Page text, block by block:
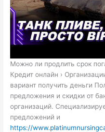
Можно ли продлить срок
Кредит онлайн ›
вариант получить деньги
предложения и скидки от
организаций.
предложений и
https://